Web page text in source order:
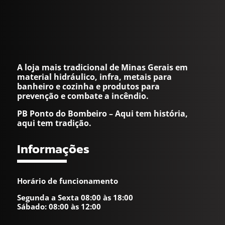
A loja mais tradicional de Minas Gerais em
material hidráulico, infra, metais para
banheiro e cozinha e produtos para
prevenção e combate a incêndio.
PB Ponto do Bombeiro – Aqui tem história,
aqui tem tradição.
Informações
Horário de funcionamento
Segunda a Sexta 08:00 às 18:00
Sábado: 08:00 às 12:00